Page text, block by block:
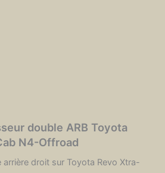
double ARB Toyota
N4-Offroad
droit sur Toyota Revo Xtra-